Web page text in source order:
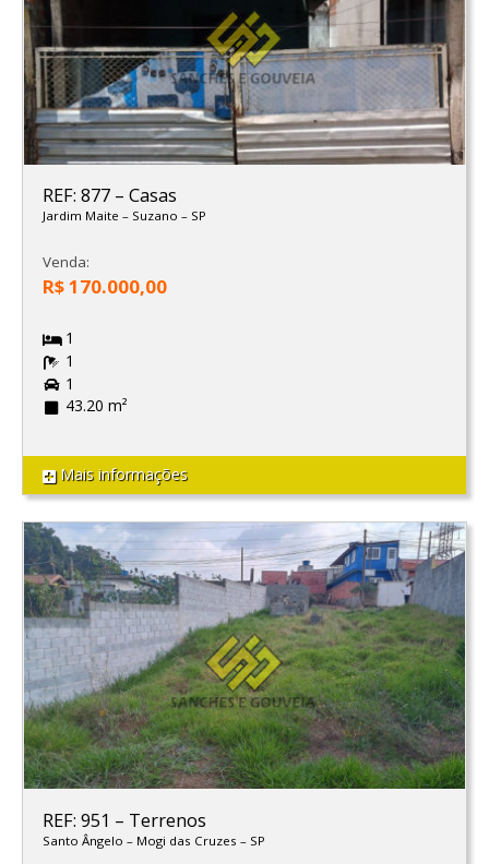
REF: 877 – Casas
Jardim Maite – Suzano – SP
Venda:
R$ 170.000,00
1
1
1
43.20 m²
Mais informações
REF: 951 – Terrenos
Santo Ângelo – Mogi das Cruzes – SP